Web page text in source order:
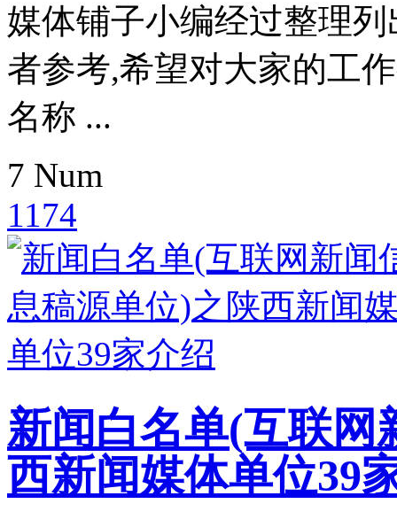
媒体铺子小编经过整理
者参考,希望对大家的工
名称 ...
7 Num
1174
新闻白名单(互联网
西新闻媒体单位39